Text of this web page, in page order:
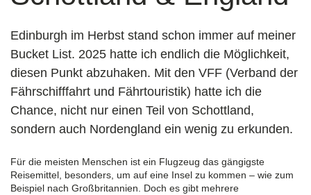
Edinburgh im Herbst stand schon immer auf meiner
Bucket List. 2025 hatte ich endlich die Möglichkeit,
diesen Punkt abzuhaken. Mit den VFF (Verband der
Fährschifffahrt und Fährtouristik) hatte ich die
Chance, nicht nur einen Teil von Schottland,
sondern auch Nordengland ein wenig zu erkunden.
Für die meisten Menschen ist ein Flugzeug das gängigste
Reisemittel, besonders, um auf eine Insel zu kommen – wie zum
Beispiel nach Großbritannien. Doch es gibt mehrere